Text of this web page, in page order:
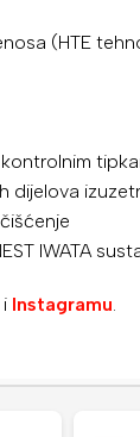
(HTE
dijelova
IWATA
i Instagramu.